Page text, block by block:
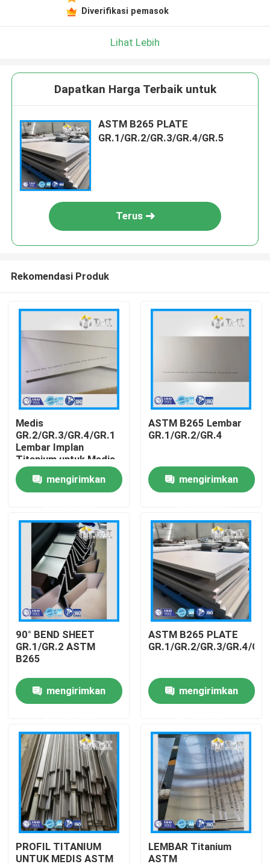
Produk
Video
Tentang kita
Wisata pabrik
Kontrol kualitas
Hubungi kami
Quote request suatu
Bilah Titanium
Lembaran / Plat Titanium
Diverifikasi pemasok
Lihat Lebih
Dapatkan Harga Terbaik untuk
ASTM B265 PLATE
GR.1/GR.2/GR.3/GR.4/GR.5
Terus
Rekomendasi Produk
Medis
GR.2/GR.3/GR.4/GR.1
Lembar Implan
Titanium untuk Medis
mengirimkan
ASTM B265 Lembar
GR.1/GR.2/GR.4
mengirimkan
90° BEND SHEET
GR.1/GR.2 ASTM
B265
mengirimkan
ASTM B265 PLATE
GR.1/GR.2/GR.3/GR.4/
mengirimkan
PROFIL TITANIUM
UNTUK MEDIS ASTM
LEMBAR Titanium
ASTM